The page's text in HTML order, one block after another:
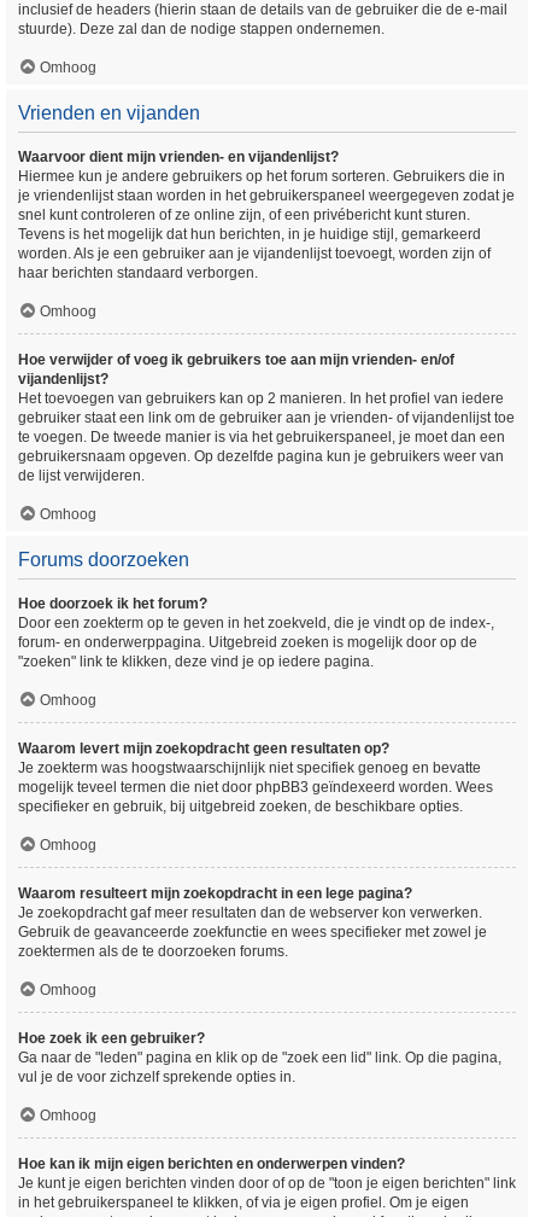
inclusief de headers (hierin staan de details van de gebruiker die de e-mail
stuurde). Deze zal dan de nodige stappen ondernemen.
Omhoog
Vrienden en vijanden
Waarvoor dient mijn vrienden- en vijandenlijst?
Hiermee kun je andere gebruikers op het forum sorteren. Gebruikers die in
je vriendenlijst staan worden in het gebruikerspaneel weergegeven zodat je
snel kunt controleren of ze online zijn, of een privébericht kunt sturen.
Tevens is het mogelijk dat hun berichten, in je huidige stijl, gemarkeerd
worden. Als je een gebruiker aan je vijandenlijst toevoegt, worden zijn of
haar berichten standaard verborgen.
Omhoog
Hoe verwijder of voeg ik gebruikers toe aan mijn vrienden- en/of
vijandenlijst?
Het toevoegen van gebruikers kan op 2 manieren. In het profiel van iedere
gebruiker staat een link om de gebruiker aan je vrienden- of vijandenlijst toe
te voegen. De tweede manier is via het gebruikerspaneel, je moet dan een
gebruikersnaam opgeven. Op dezelfde pagina kun je gebruikers weer van
de lijst verwijderen.
Omhoog
Forums doorzoeken
Hoe doorzoek ik het forum?
Door een zoekterm op te geven in het zoekveld, die je vindt op de index-,
forum- en onderwerppagina. Uitgebreid zoeken is mogelijk door op de
"zoeken" link te klikken, deze vind je op iedere pagina.
Omhoog
Waarom levert mijn zoekopdracht geen resultaten op?
Je zoekterm was hoogstwaarschijnlijk niet specifiek genoeg en bevatte
mogelijk teveel termen die niet door phpBB3 geïndexeerd worden. Wees
specifieker en gebruik, bij uitgebreid zoeken, de beschikbare opties.
Omhoog
Waarom resulteert mijn zoekopdracht in een lege pagina?
Je zoekopdracht gaf meer resultaten dan de webserver kon verwerken.
Gebruik de geavanceerde zoekfunctie en wees specifieker met zowel je
zoektermen als de te doorzoeken forums.
Omhoog
Hoe zoek ik een gebruiker?
Ga naar de "leden" pagina en klik op de "zoek een lid" link. Op die pagina,
vul je de voor zichzelf sprekende opties in.
Omhoog
Hoe kan ik mijn eigen berichten en onderwerpen vinden?
Je kunt je eigen berichten vinden door of op de "toon je eigen berichten" link
in het gebruikerspaneel te klikken, of via je eigen profiel. Om je eigen